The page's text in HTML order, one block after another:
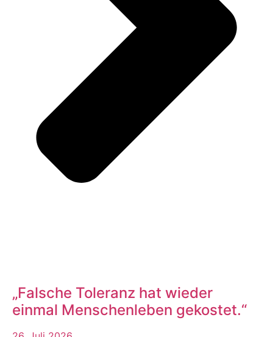
„Falsche Toleranz hat wieder
einmal Menschenleben gekostet.“